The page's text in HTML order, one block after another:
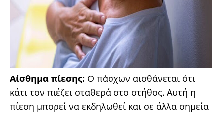
Αίσθημα πίεσης: Ο πάσχων αισθάνεται ότι
κάτι τον πιέζει σταθερά στο στήθος. Αυτή η
πίεση μπορεί να εκδηλωθεί και σε άλλα σημεία